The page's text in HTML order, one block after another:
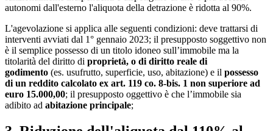
autonomi dall'esterno l'aliquota della detrazione è ridotta al 90%.
L'agevolazione si applica alle seguenti condizioni: deve trattarsi di
interventi avviati dal 1° gennaio 2023; il presupposto soggettivo non
è il semplice possesso di un titolo idoneo sull’immobile ma la
titolarità del diritto di proprietà, o di diritto reale di
godimento (es. usufrutto, superficie, uso, abitazione) e il possesso
di un reddito calcolato ex art. 119 co. 8-bis. 1 non superiore ad
euro 15.000,00; il presupposto oggettivo è che l’immobile sia
adibito ad abitazione principale;